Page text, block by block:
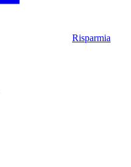
Risparmia